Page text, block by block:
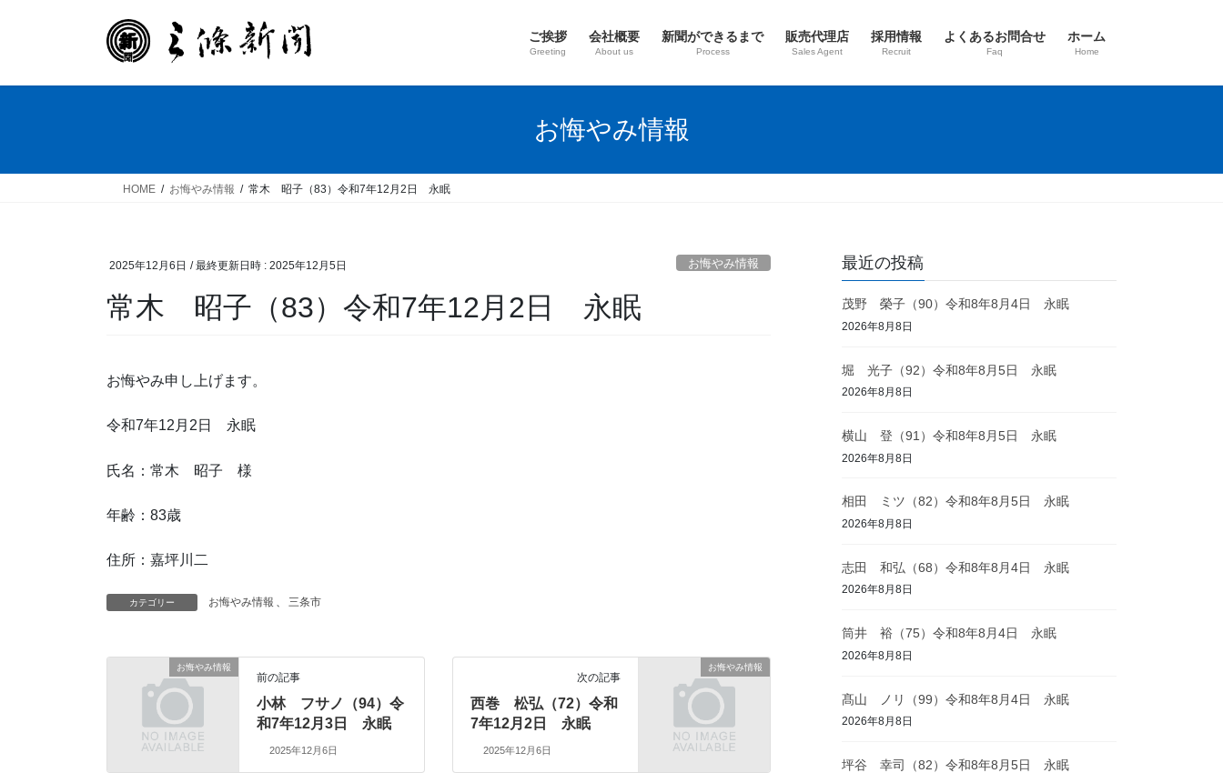
ご挨拶
Greeting
会社概要
About us
新聞ができるまで
Process
販売代理店
Sales Agent
採用情報
Recruit
よくあるお問合せ
Faq
ホーム
Home
お悔やみ情報
HOME お悔やみ情報 常木 昭子（83）令和7年12月2日 永眠
2025年12月6日 / 最終更新日時 : 2025年12月5日 お悔やみ情報
常木 昭子（83）令和7年12月2日 永眠
お悔やみ申し上げます。
令和7年12月2日 永眠
氏名：常木 昭子 様
年齢：83歳
住所：嘉坪川二
カテゴリー お悔やみ情報 、 三条市
お悔やみ情報
前の記事
小林 フサノ（94）令
和7年12月3日 永眠
2025年12月6日
お悔やみ情報
次の記事
西巻 松弘（72）令和
7年12月2日 永眠
2025年12月6日
最近の投稿
茂野 榮子（90）令和8年8月4日 永眠
2026年8月8日
堀 光子（92）令和8年8月5日 永眠
2026年8月8日
横山 登（91）令和8年8月5日 永眠
2026年8月8日
相田 ミツ（82）令和8年8月5日 永眠
2026年8月8日
志田 和弘（68）令和8年8月4日 永眠
2026年8月8日
筒井 裕（75）令和8年8月4日 永眠
2026年8月8日
髙山 ノリ（99）令和8年8月4日 永眠
2026年8月8日
坪谷 幸司（82）令和8年8月5日 永眠